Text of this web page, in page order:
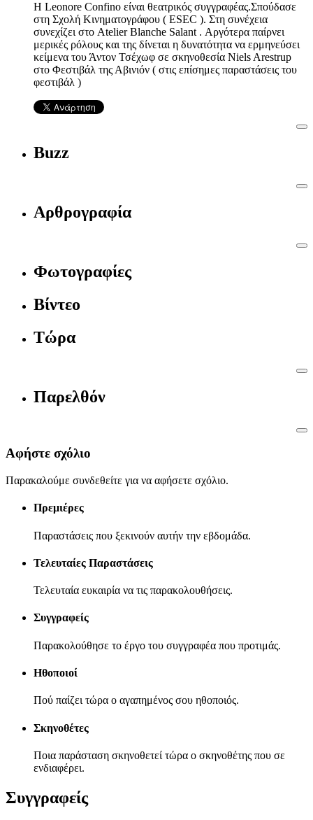
Η Leonore Confino είναι θεατρικός συγγραφέας.Σπούδασε
στη Σχολή Κινηματογράφου ( ESEC ). Στη συνέχεια
συνεχίζει στο Atelier Blanche Salant . Αργότερα παίρνει
μερικές ρόλους και της δίνεται η δυνατότητα να ερμηνεύσει
κείμενα του Άντον Τσέχωφ σε σκηνοθεσία Niels Arestrup
στο Φεστιβάλ της Αβινιόν ( στις επίσημες παραστάσεις του
φεστιβάλ )
Buzz
Αρθρογραφία
Φωτογραφίες
Βίντεο
Τώρα
Παρελθόν
Αφήστε σχόλιο
Παρακαλούμε συνδεθείτε για να αφήσετε σχόλιο.
Πρεμιέρες
Παραστάσεις που ξεκινούν αυτήν την εβδομάδα.
Τελευταίες Παραστάσεις
Τελευταία ευκαιρία να τις παρακολουθήσεις.
Συγγραφείς
Παρακολούθησε το έργο του συγγραφέα που προτιμάς.
Ηθοποιοί
Πού παίζει τώρα ο αγαπημένος σου ηθοποιός.
Σκηνοθέτες
Ποια παράσταση σκηνοθετεί τώρα ο σκηνοθέτης που σε
ενδιαφέρει.
Συγγραφείς